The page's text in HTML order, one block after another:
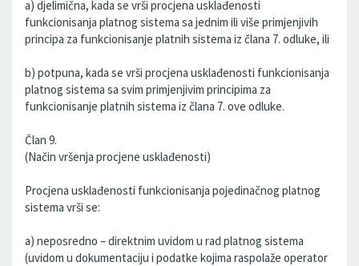
a) djelimična, kada se vrši procjena usklađenosti
funkcionisanja platnog sistema sa jednim ili više primjenjivih
principa za funkcionisanje platnih sistema iz člana 7. odluke, ili
b) potpuna, kada se vrši procjena usklađenosti funkcionisanja
platnog sistema sa svim primjenjivim principima za
funkcionisanje platnih sistema iz člana 7. ove odluke.
Član 9.
(Način vršenja procjene usklađenosti)
Procjena usklađenosti funkcionisanja pojedinačnog platnog
sistema vrši se:
a) neposredno – direktnim uvidom u rad platnog sistema
(uvidom u dokumentaciju i podatke kojima raspolaže operator